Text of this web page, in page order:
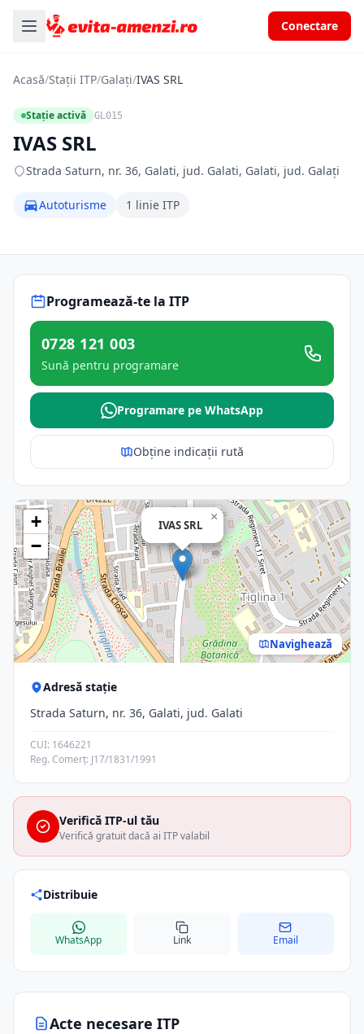
Conectare
Acasă/Stații ITP/Galați/IVAS SRL
Stație activă GL015
IVAS SRL
Strada Saturn, nr. 36, Galati, jud. Galati, Galati, jud. Galați
Autoturisme 1 linie ITP
Acte necesare ITP
Programează-te la ITP
0728 121 003
Sună pentru programare
Programare pe WhatsApp
Obține indicații rută
IVAS SRL
×
+
−
Navighează
Adresă stație
Strada Saturn, nr. 36, Galati, jud. Galati
CUI: 1646221
Reg. Comerț: J17/1831/1991
Verifică ITP-ul tău
Verifică gratuit dacă ai ITP valabil
Distribuie
WhatsApp Link Email